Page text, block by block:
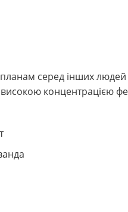
серед інших
концентрацією